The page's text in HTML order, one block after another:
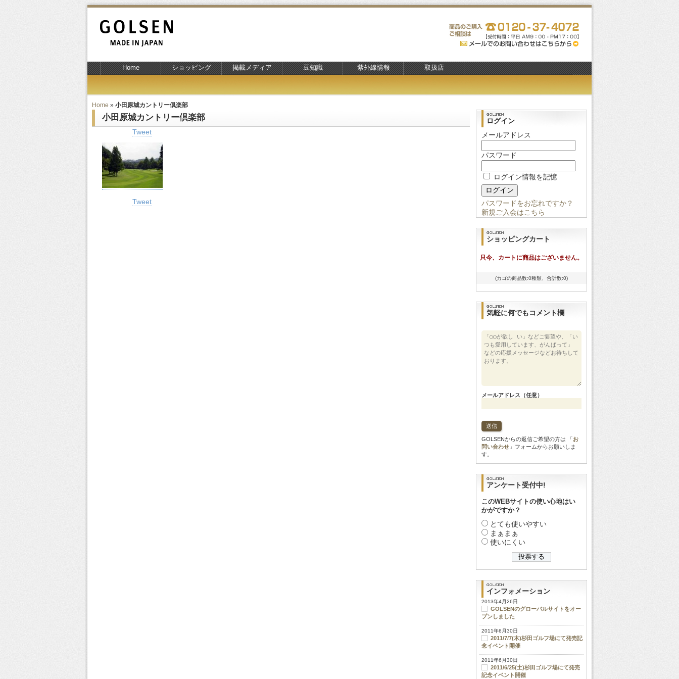
Home ショッピング 掲載メディア 豆知識 紫外線情報 取扱店
Home » 小田原城カントリー倶楽部
小田原城カントリー倶楽部
Tweet
Tweet
ログイン
メールアドレス
パスワード
ログイン情報を記憶
パスワードをお忘れですか？
新規ご入会はこちら
ショッピングカート
只今、カートに商品はございません。
(カゴの商品数:0種類、合計数:0)
気軽に何でもコメント欄
メールアドレス（任意）
GOLSENからの返信ご希望の方は 「お
問い合わせ 」フォームからお願いしま
す。
アンケート受付中!
このWEBサイトの使い心地はい
かがですか？
とても使いやすい
まぁまぁ
使いにくい
インフォメーション
2013年4月26日
GOLSENのグローバルサイトをオー
プンしました
2011年6月30日
2011/7/7(木)杉田ゴルフ場にて発売記
念イベント開催
2011年6月30日
2011/6/25(土)杉田ゴルフ場にて発売
記念イベント開催